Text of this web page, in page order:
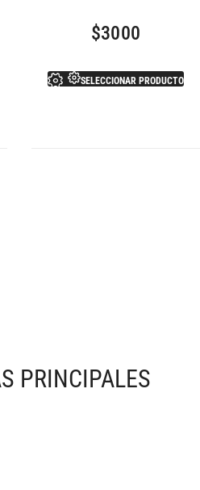
$3000
SELECCIONAR PRODUCTO
PRINCIPALES